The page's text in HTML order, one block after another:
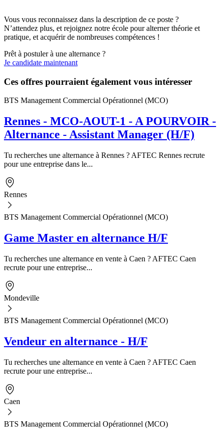
Vous vous reconnaissez dans la description de ce poste ?
N’attendez plus, et rejoignez notre école pour alterner théorie et
pratique, et acquérir de nombreuses compétences !
Prêt à postuler à une alternance ?
Je candidate maintenant
Ces offres pourraient également vous intéresser
BTS Management Commercial Opérationnel (MCO)
Rennes - MCO-AOUT-1 - A POURVOIR -
Alternance - Assistant Manager (H/F)
Tu recherches une alternance à Rennes ? AFTEC Rennes recrute
pour une entreprise dans le...
Rennes
BTS Management Commercial Opérationnel (MCO)
Game Master en alternance H/F
Tu recherches une alternance en vente à Caen ? AFTEC Caen
recrute pour une entreprise...
Mondeville
BTS Management Commercial Opérationnel (MCO)
Vendeur en alternance - H/F
Tu recherches une alternance en vente à Caen ? AFTEC Caen
recrute pour une entreprise...
Caen
BTS Management Commercial Opérationnel (MCO)